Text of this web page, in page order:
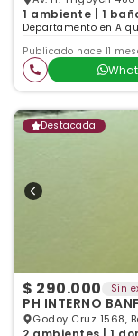
1 ambiente | 1
Departamento en
Publicado hace 11
Destacada
$ 290.000 Sin
PH
Godoy Cruz 1568,